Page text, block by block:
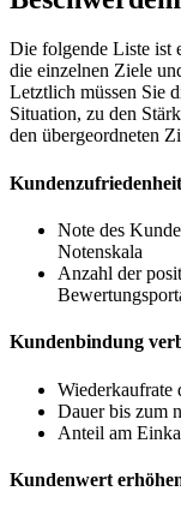
Die folgende Liste ist
die einzelnen Ziele
Letztlich müssen Sie
Situation, zu den
den übergeordneten
Note des
Notenskala
Anzahl der
Kundenbindung
Wiederkaufrate
Dauer bis zum
Anteil am
Kundenwert